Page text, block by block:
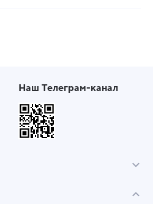
Наш Телеграм-канал